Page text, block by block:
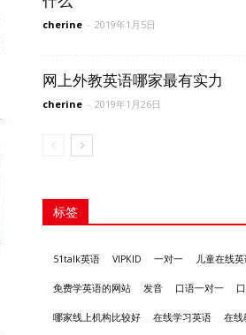
cherine - 2019年1月5日
网上外教英语哪家最有实力
cherine - 2019年1月26日
标签
51talk英语 VIPKID 一对一 儿童在线
免费学英语的网站 发音 口语一对一
哪家线上机构比较好 在线学习英语 在线